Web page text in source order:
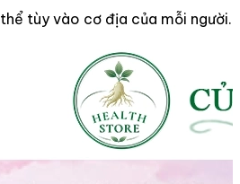
tùy vào cơ địa của mỗi người.